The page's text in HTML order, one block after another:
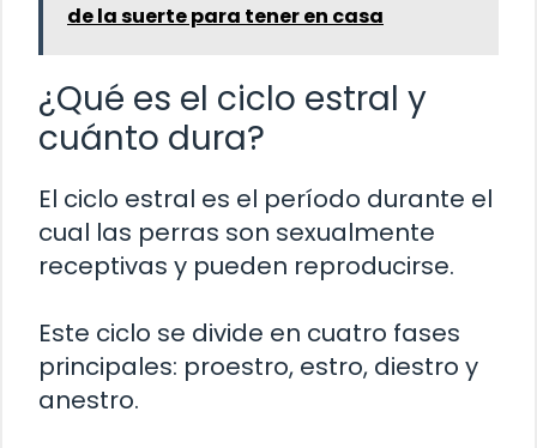
de la suerte para tener en casa
¿Qué es el ciclo estral y
cuánto dura?
El ciclo estral es el período durante el
cual las perras son sexualmente
receptivas y pueden reproducirse.
Este ciclo se divide en cuatro fases
principales: proestro, estro, diestro y
anestro.